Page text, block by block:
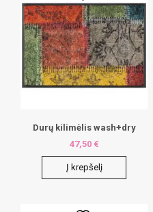
Durų kilimėlis wash+dry
47,50 €
Į krepšelį